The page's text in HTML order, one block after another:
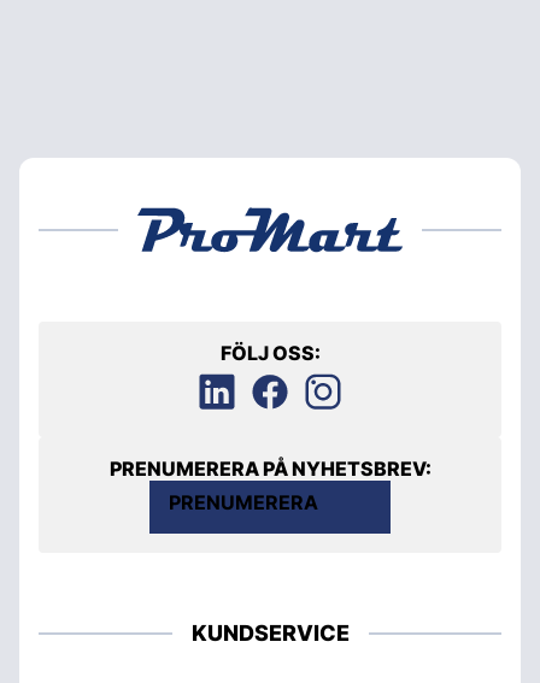
FÖLJ OSS:
PRENUMERERA PÅ NYHETSBREV:
PRENUMERERA
KUNDSERVICE